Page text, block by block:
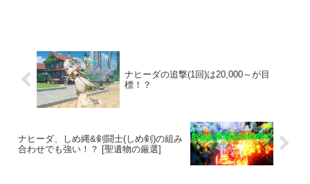
ナヒーダの追撃(1回)は20,000～が目
標！？
ナヒーダ、しめ縄&剣闘士(しめ剣)の組み
合わせでも強い！？ [聖遺物の厳選]